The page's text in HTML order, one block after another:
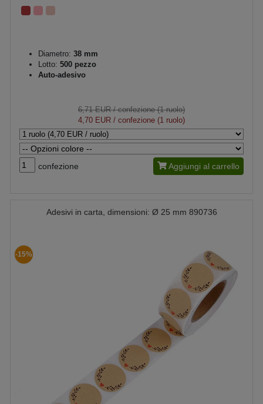
Diametro: 38 mm
Lotto: 500 pezzo
Auto-adesivo
6,71 EUR/ confezione (1 ruolo)
4,70 EUR / confezione (1 ruolo)
confezione Aggiungi al carrello
Adesivi in carta, dimensioni: Ø 25 mm 890736
-15%